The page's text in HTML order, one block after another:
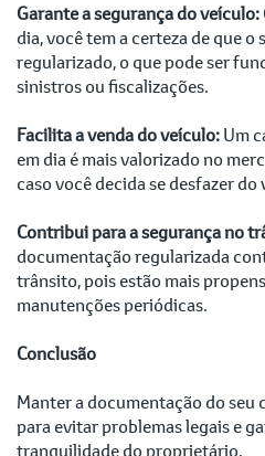
Garante a segurança do veículo:
dia, você tem a certeza de que o
regularizado, o que pode ser
sinistros ou fiscalizações.
Facilita a venda do veículo:Um
em dia é mais valorizado no
caso você decida se desfazer do
Contribui para a segurança no
documentação regularizada
trânsito, pois estão mais
manutenções periódicas.
Conclusão
Manter a documentação do seu
para evitar problemas legais e
tranquilidade do proprietário.